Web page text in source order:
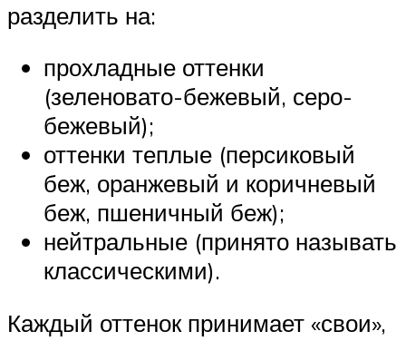
разделить на:
прохладные оттенки
(зеленовато-бежевый, серо-
бежевый);
оттенки теплые (персиковый
беж, оранжевый и коричневый
беж, пшеничный беж);
нейтральные (принято называть
классическими).
Каждый оттенок принимает «свои»,